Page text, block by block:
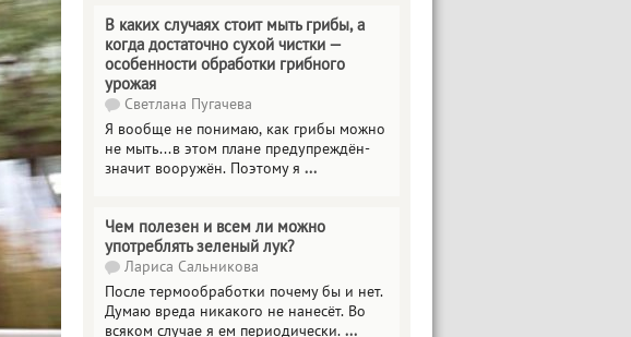
В каких случаях стоит мыть грибы, а
когда достаточно сухой чистки —
особенности обработки грибного
урожая
Светлана Пугачева
Я вообще не понимаю, как грибы можно
не мыть...в этом плане предупреждён-
значит вооружён. Поэтому я ...
Чем полезен и всем ли можно
употреблять зеленый лук?
Лариса Сальникова
После термообработки почему бы и нет.
Думаю вреда никакого не нанесёт. Во
всяком случае я ем периодически. ...